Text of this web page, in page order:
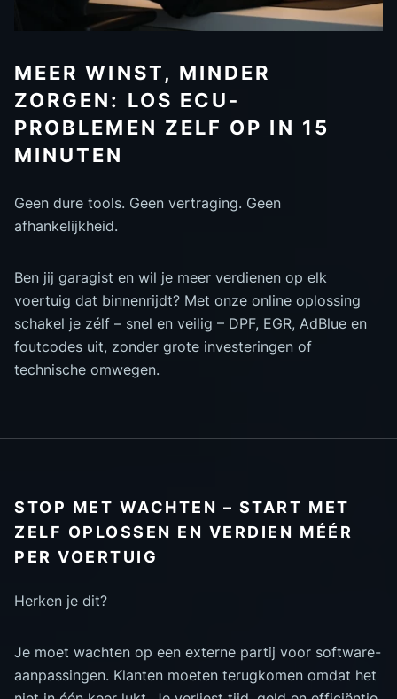
MEER WINST, MINDER
ZORGEN: LOS ECU-
PROBLEMEN ZELF OP IN 15
MINUTEN
Geen dure tools. Geen vertraging. Geen
afhankelijkheid.
Ben jij garagist en wil je meer verdienen op elk
voertuig dat binnenrijdt? Met onze online oplossing
schakel je zélf – snel en veilig – DPF, EGR, AdBlue en
foutcodes uit, zonder grote investeringen of
technische omwegen.
STOP MET WACHTEN – START MET
ZELF OPLOSSEN EN VERDIEN MÉÉR
PER VOERTUIG
Herken je dit?
Je moet wachten op een externe partij voor software-
aanpassingen. Klanten moeten terugkomen omdat het